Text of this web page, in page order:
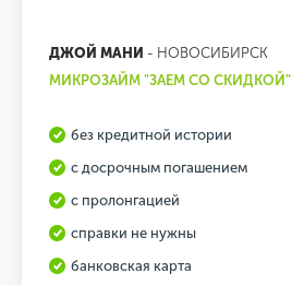
ДЖОЙ МАНИ - НОВОСИБИРСК
МИКРОЗАЙМ "ЗАЕМ СО СКИДКОЙ"
без кредитной истории
с досрочным погашением
с пролонгацией
справки не нужны
банковская карта